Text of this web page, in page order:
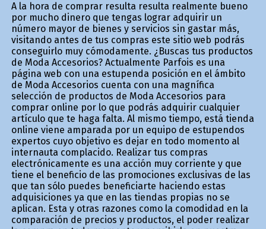
A la hora de comprar resulta resulta realmente bueno
por mucho dinero que tengas lograr adquirir un
número mayor de bienes y servicios sin gastar más,
visitando antes de tus compras este sitio web podrás
conseguirlo muy cómodamente. ¿Buscas tus productos
de Moda Accesorios? Actualmente Parfois es una
página web con una estupenda posición en el ámbito
de Moda Accesorios cuenta con una magnífica
selección de productos de Moda Accesorios para
comprar online por lo que podrás adquirir cualquier
artículo que te haga falta. Al mismo tiempo, está tienda
online viene amparada por un equipo de estupendos
expertos cuyo objetivo es dejar en todo momento al
internauta complacido. Realizar tus compras
electrónicamente es una acción muy corriente y que
tiene el beneficio de las promociones exclusivas de las
que tan sólo puedes beneficiarte haciendo estas
adquisiciones ya que en las tiendas propias no se
aplican. Esta y otras razones como la comodidad en la
comparación de precios y productos, el poder realizar